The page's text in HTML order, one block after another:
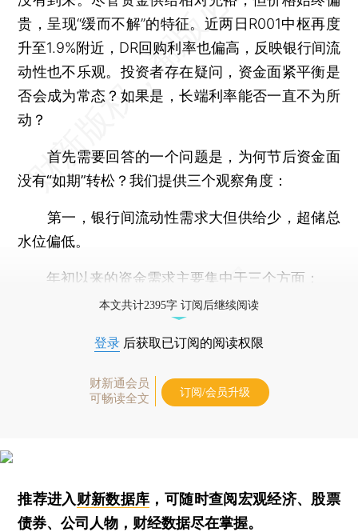
贵，呈现“缓而不解”的特征。近两日R001中枢再度
升至1.9%附近，DR回购利率也偏高，反映银行间流
动性也不乐观。投资者存在疑问，资金面紧平衡是
否会成为常态？如果是，长端利率能否一直不为所
动？
首先需要回答的一个问题是，为何节后资金面
没有“如期”转松？我们提供三个观察角度：
第一，银行间流动性需求大但供给少，超储总
水位偏低。
年初以来的资金需求主要集中于三个方面：
本文共计2395字 订阅后继续阅读
登录 后获取已订阅的阅读权限
财新通会员
可畅读全文
订阅/会员升级
推荐进入财新数据库 ，可随时查阅宏观经济、股票
债券、公司人物，财经数据尽在掌握。